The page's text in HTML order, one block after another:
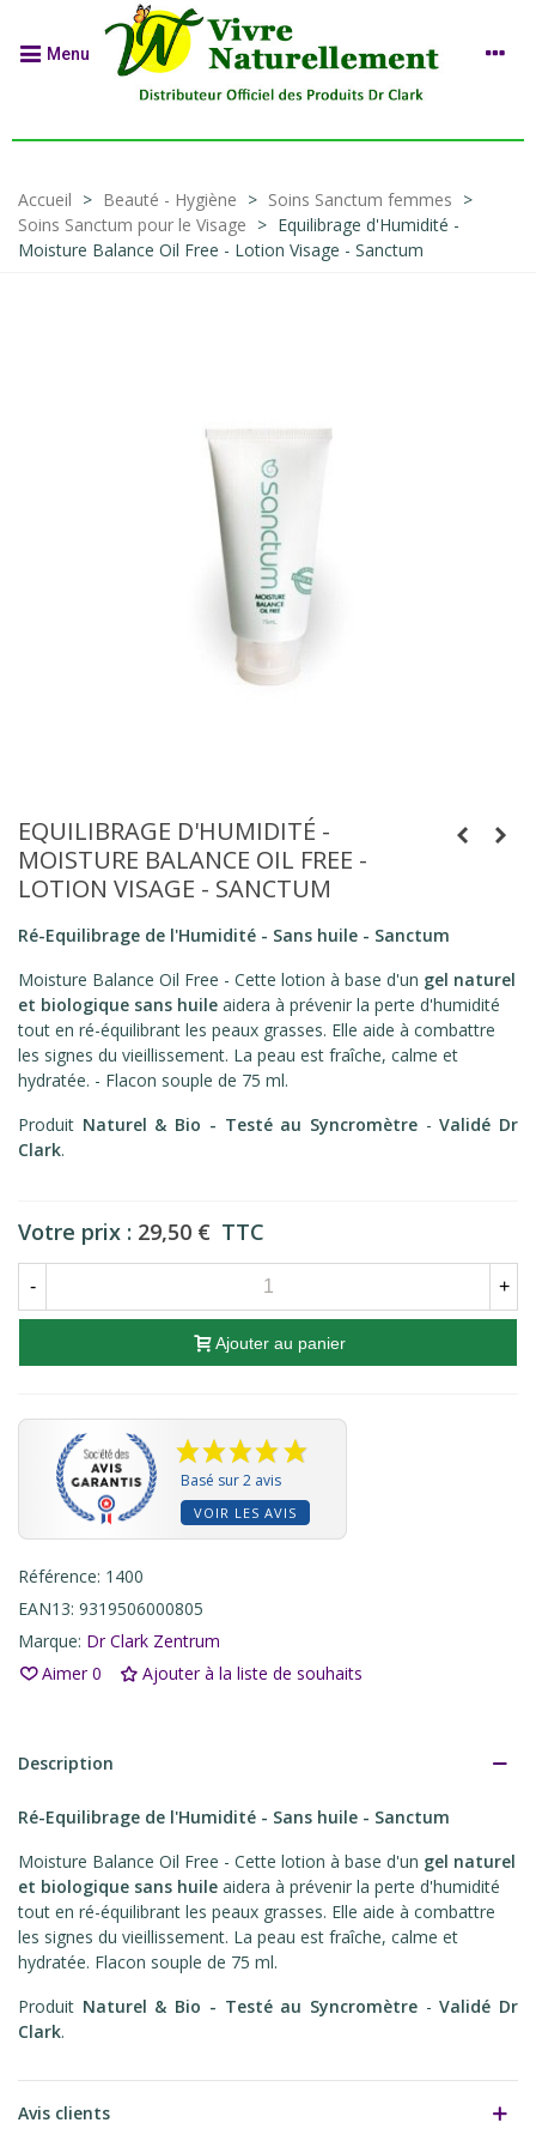
Menu
Accueil > Beauté - Hygiène > Soins Sanctum femmes >
Soins Sanctum pour le Visage > Equilibrage d'Humidité -
Moisture Balance Oil Free - Lotion Visage - Sanctum
EQUILIBRAGE D'HUMIDITÉ -
MOISTURE BALANCE OIL FREE -
LOTION VISAGE - SANCTUM
Ré-Equilibrage de l'Humidité - Sans huile - Sanctum
Moisture Balance Oil Free - Cette lotion à base d'un gel naturel
et biologique sans huile aidera à prévenir la perte d'humidité
tout en ré-équilibrant les peaux grasses. Elle aide à combattre
les signes du vieillissement. La peau est fraîche, calme et
hydratée. - Flacon souple de 75 ml.
Produit Naturel & Bio - Testé au Syncromètre-Validé Dr
Clark.
Votre prix : 29,50 € TTC
- +
Ajouter au panier
Basé sur 2 avis
VOIR LES AVIS
Référence: 1400
EAN13: 9319506000805
Marque: Dr Clark Zentrum
Aimer 0 Ajouter à la liste de souhaits
Description
Ré-Equilibrage de l'Humidité - Sans huile - Sanctum
Moisture Balance Oil Free - Cette lotion à base d'un gel naturel
et biologique sans huile aidera à prévenir la perte d'humidité
tout en ré-équilibrant les peaux grasses. Elle aide à combattre
les signes du vieillissement. La peau est fraîche, calme et
hydratée. Flacon souple de 75 ml.
Produit Naturel & Bio - Testé au Syncromètre-Validé Dr
Clark.
Avis clients